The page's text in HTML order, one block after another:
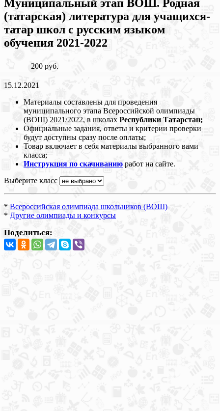
Муниципальный этап ВОШ. Родная
(татарская) литература для учащихся-
татар школ с русским языком
обучения 2021-2022
200 руб.
15.12.2021
Материалы составлены для проведения
муниципального этапа Всероссийской олимпиады
(ВОШ) 2021/2022, в школах Республики Татарстан;
Официальные задания, ответы и критерии проверки
будут доступны сразу после оплаты;
Товар включает в себя материалы выбранного вами
класса;
Инструкция по скачиванию работ на сайте.
Выберите класс
* Всероссийская олимпиада школьников (ВОШ)
* Другие олимпиады и конкурсы
Поделиться: